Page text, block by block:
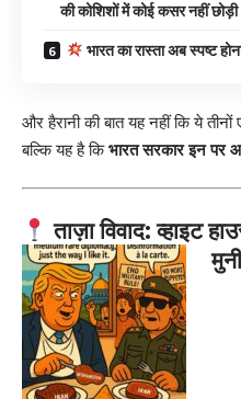
की कोशिशों में कोई कसर नहीं छोड़ी
भारत का रास्ता अब स्पष्ट
और हैरानी की बात यह नहीं कि ये
बल्कि यह है किभारत सरकार इन पर
ताज़ा विवाद: व्हाइट